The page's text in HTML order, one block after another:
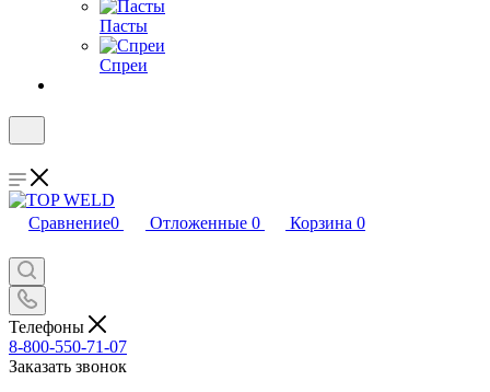
Пасты
Спреи
Сравнение0 Отложенные 0 Корзина 0
Телефоны
8-800-550-71-07
Заказать звонок